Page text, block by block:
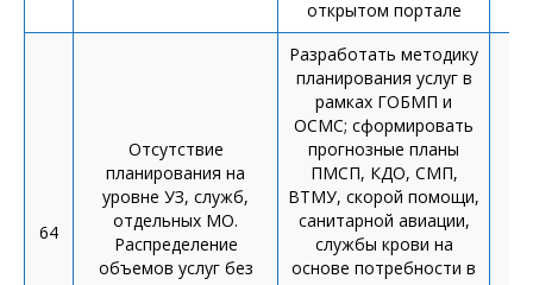
открытом портале
64
Отсутствие
планирования на
уровне УЗ, служб,
отдельных МО.
Распределение
объемов услуг без
Разработать методику
планирования услуг в
рамках ГОБМП и
ОСМС; сформировать
прогнозные планы
ПМСП, КДО, СМП,
ВТМУ, скорой помощи,
санитарной авиации,
службы крови на
основе потребности в